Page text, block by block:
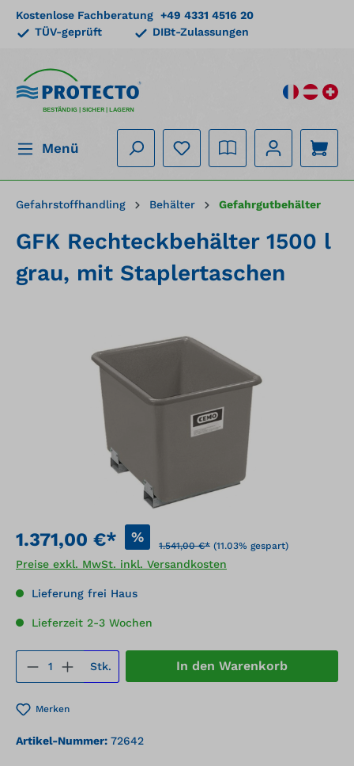
springen
Kostenlose Fachberatung +49 4331 4516 20
TÜV-geprüft
DIBt-Zulassungen
BESTÄNDIG | SICHER | LAGERN
Menü
Gefahrstoffhandling Behälter Gefahrgutbehälter
GFK Rechteckbehälter 1500 l
grau, mit Staplertaschen
Bildergalerie überspringen
1.371,00 €* %
1.541,00 €* (11.03% gespart)
Preise exkl. MwSt. inkl. Versandkosten
Lieferung frei Haus
Lieferzeit 2-3 Wochen
Produkt Anzahl: Gib den
Stk. In den Warenkorb
Merken
Artikel-Nummer: 72642